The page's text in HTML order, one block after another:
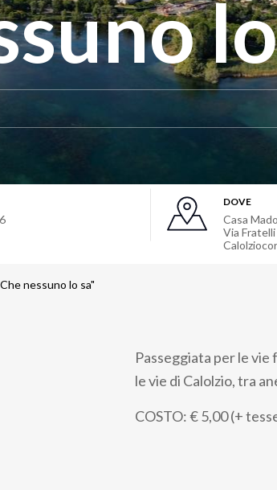
DOVE
Casa
Via
nessuno lo sa"
Passeggiata per le
le vie di Calolzio, tra
COSTO: € 5,00 (+